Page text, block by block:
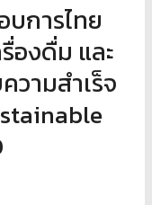
การไทย
องดื่ม และ
วามสำเร็จ